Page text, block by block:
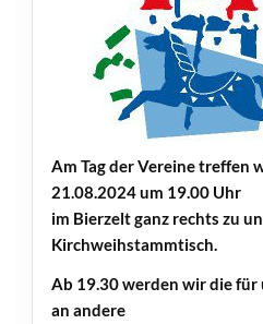
Am Tag der Vereine treffen
21.08.2024 um 19.00 Uhr
im Bierzelt ganz rechts zu
Kirchweihstammtisch.
Ab 19.30 werden wir die für
an andere